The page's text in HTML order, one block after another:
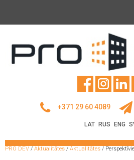
+371 29 60 4089
LAT RUS ENG
PRO DEV / Aktualitātes / Aktualitātes /